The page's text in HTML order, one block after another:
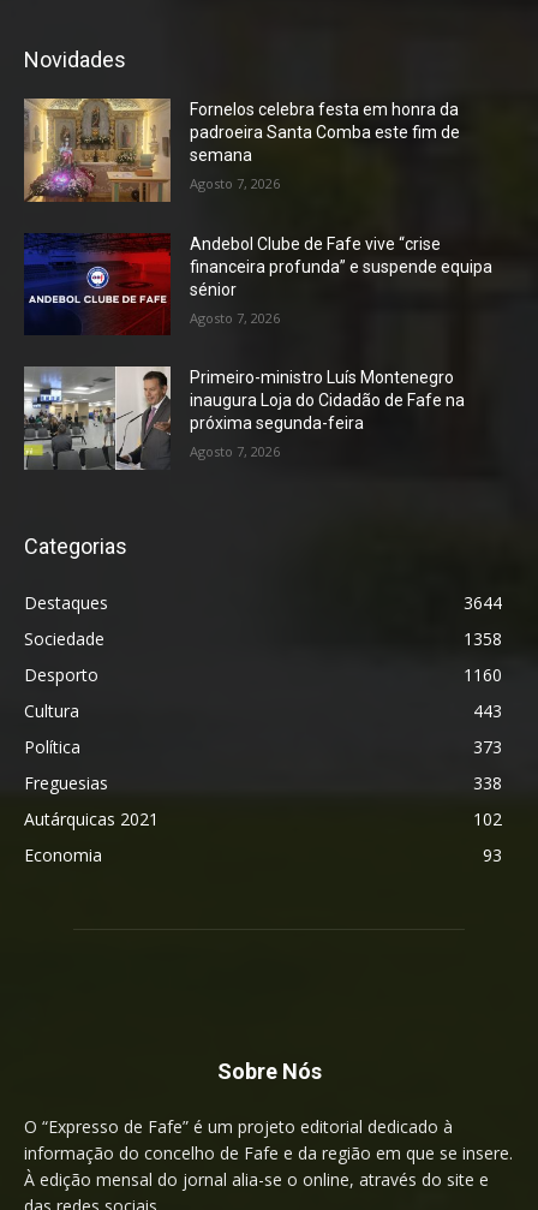
Novidades
Fornelos celebra festa em honra da
padroeira Santa Comba este fim de
semana
Agosto 7, 2026
Andebol Clube de Fafe vive “crise
financeira profunda” e suspende equipa
sénior
Agosto 7, 2026
Primeiro-ministro Luís Montenegro
inaugura Loja do Cidadão de Fafe na
próxima segunda-feira
Agosto 7, 2026
Categorias
Destaques
3644
Sociedade
1358
Desporto
1160
Cultura
443
Política
373
Freguesias
338
Autárquicas 2021
102
Economia
93
Sobre Nós
O “Expresso de Fafe” é um projeto editorial dedicado à
informação do concelho de Fafe e da região em que se insere.
À edição mensal do jornal alia-se o online, através do site e